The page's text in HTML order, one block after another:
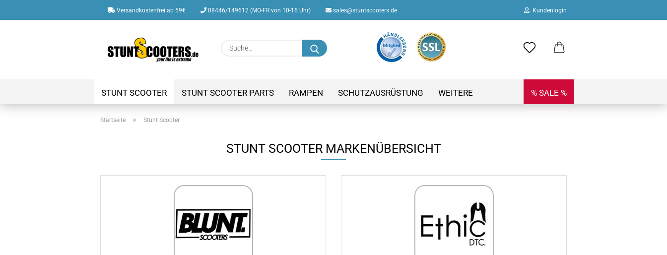
Versandkostenfrei ab 59€ 08446/149612 (MO-FR von 10-16 Uhr) sales@stuntscooters.de Kundenlogin
Passwort
Konto erstellen
Suche...
STUNT SCOOTER STUNT SCOOTER PARTS RAMPEN SCHUTZAUSRÜSTUNG % SALE %
WEITERE
Startseite » Stunt Scooter
STUNT SCOOTER MARKENÜBERSICHT